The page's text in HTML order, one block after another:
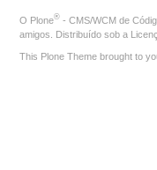
O Plone® - CMS/WCM de
amigos. Distribuído sob a
This Plone Theme brought to